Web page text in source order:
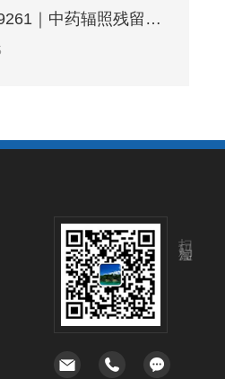
残留光释光（PSL）检测完整详解
扫码加微信